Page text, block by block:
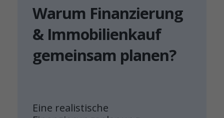
Warum Finanzierung
& Immobilienkauf
gemeinsam planen?
Eine realistische